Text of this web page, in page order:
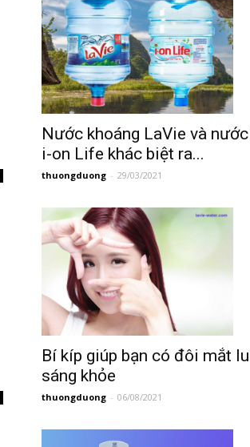
Nước khoáng LaVie và
i-on Life khác biệt ra...
thuongduong - 29/03/2021
Bí kíp giúp bạn có đôi mắt
sáng khỏe
thuongduong - 06/08/2021